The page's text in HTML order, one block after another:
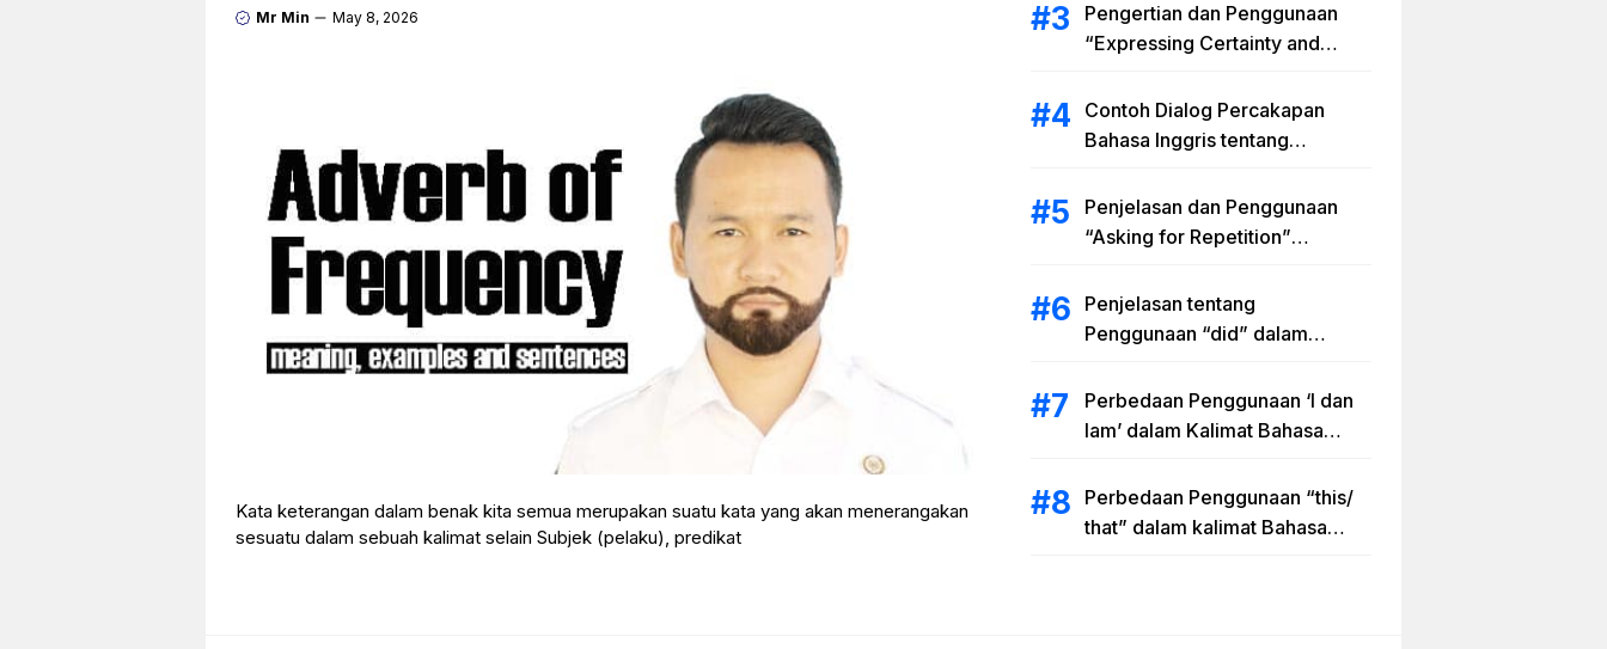
Mr Min May 8, 2026
Kata keterangan dalam benak kita semua merupakan suatu kata yang akan menerangakan
sesuatu dalam sebuah kalimat selain Subjek (pelaku), predikat
Pengertian dan Penggunaan
“Expressing Certainty and
Contoh Dialog Percakapan
Bahasa Inggris tentang
Artinya
Penjelasan dan Penggunaan
“Asking for Repetition”
dan Latihan Soal
Penjelasan tentang
Penggunaan “did” dalam
Perbedaan Penggunaan ‘I dan
Iam’ dalam Kalimat Bahasa
Perbedaan Penggunaan “this/
that” dalam kalimat Bahasa